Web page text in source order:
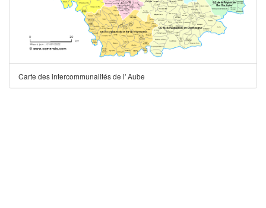
Carte des intercommunalités de l' Aube